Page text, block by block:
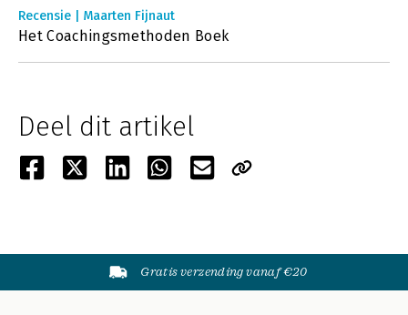
Recensie | Maarten Fijnaut
Het Coachingsmethoden Boek
Deel dit artikel
Gratis verzending vanaf €20